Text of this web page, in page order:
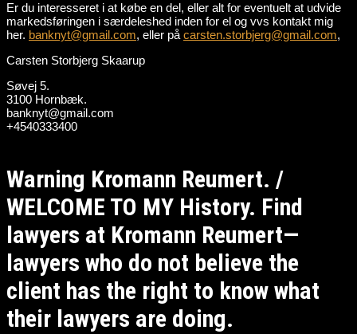
Er du interesseret i at købe en del, eller alt for eventuelt at udvide
markedsføringen i særdeleshed inden for el og vvs kontakt mig
her. banknyt@gmail.com, eller på carsten.storbjerg@gmail.com,
Carsten Storbjerg Skaarup
Søvej 5.
3100 Hornbæk.
banknyt@gmail.com
+4540333400
Warning Kromann Reumert. /
WELCOME TO MY History. Find
lawyers at Kromann Reumert—
lawyers who do not believe the
client has the right to know what
their lawyers are doing.